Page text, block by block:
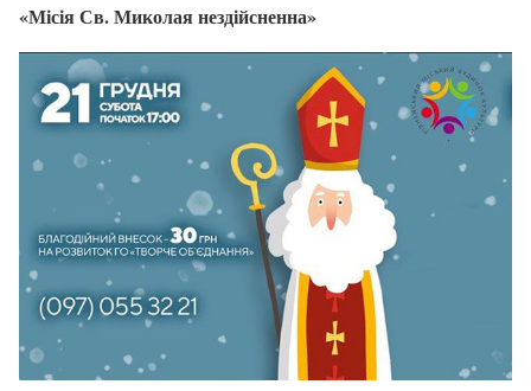
«Місія Св. Миколая нездійсненна»